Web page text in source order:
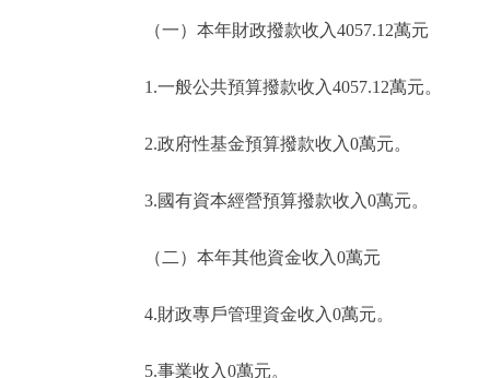
（一）本年財政撥款收入4057.12萬元
1.一般公共預算撥款收入4057.12萬元。
2.政府性基金預算撥款收入0萬元。
3.國有資本經營預算撥款收入0萬元。
（二）本年其他資金收入0萬元
4.財政專戶管理資金收入0萬元。
5.事業收入0萬元。